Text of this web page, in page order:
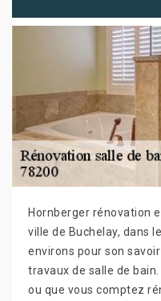
Hornberger rénovation
ville de Buchelay, dans
environs pour son
travaux de salle de
ou que vous comptez